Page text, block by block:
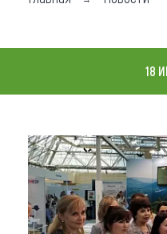
Что привезти
О регионе
Коллекция
18